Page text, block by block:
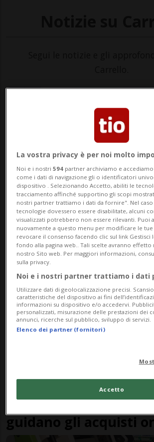
GERMANIA
Paura a Francoforte,
carrello di un 787:
feriti
Quando le spese di
guidano gli acquisti
La vostra privacy è per noi molto
Noi e i nostri594 partner archiviamo e
come i dati di navigazione gli o identificatori
dispositivo . Selezionando Accetto, abiliti le
tracciamento affinché supportino gli scopi
nostri partner trattiamo i dati da fornire". Nel caso
tecnologie dovessero essere disabilitate, alcuni
visualizzati potrebbero non essere rilevanti. Puoi
nuovamente a questo menu per modificare le
revocare il consenso facendo clic sul link Gestisci
fondo alla pagina web.. Tali scelte avranno
nostro Sito web. Per maggiori informazioni,
sulla privacy.
Noi e i nostri partner trattiamo i dati
Utilizzare dati di geolocalizzazione precisi.
caratteristiche del dispositivo ai fini
informazioni su dispositivo e/o accedervi.
personalizzati, misurazione delle prestazioni dei
annunci, ricerche sul pubblico, sviluppo di servizi.
Elenco dei partner (fornitori)
Accetto